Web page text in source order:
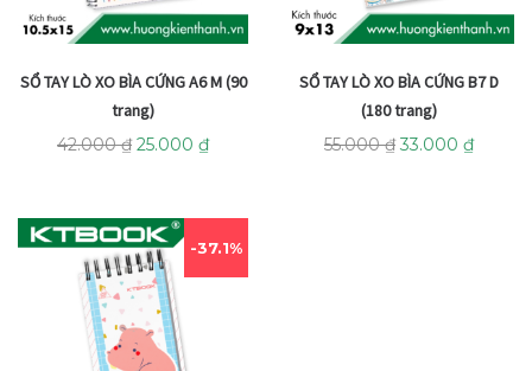
SỔ TAY LÒ XO BÌA CỨNG A6 M (90
trang)
42.000₫ 25.000 ₫
SỔ TAY LÒ XO BÌA CỨNG B7 D
(180 trang)
55.000₫ 33.000 ₫
37.1%